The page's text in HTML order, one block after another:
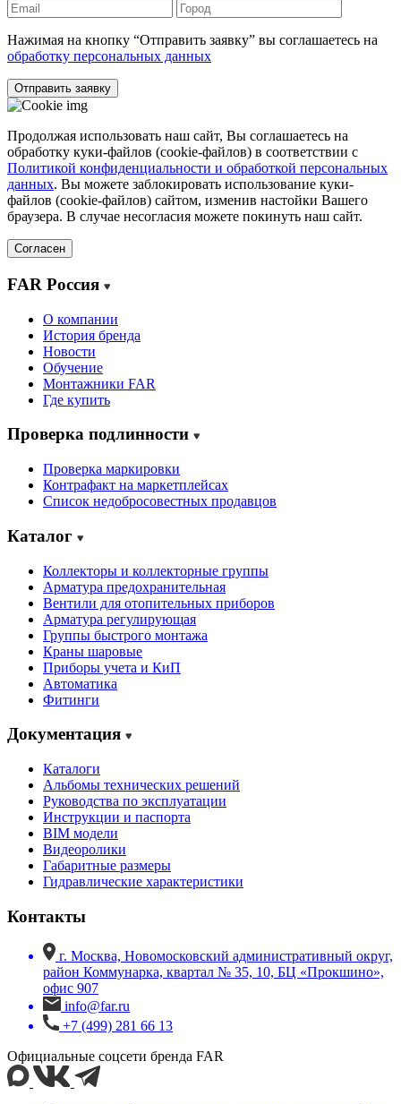
Нажимая на кнопку “Отправить заявку” вы соглашаетесь на
обработку персональных данных
Отправить заявку
Продолжая использовать наш сайт, Вы соглашаетесь на
обработку куки-файлов (cookie-файлов) в соответствии с
Политикой конфиденциальности и обработкой персональных
данных. Вы можете заблокировать использование куки-
файлов (cookie-файлов) сайтом, изменив настойки Вашего
браузера. В случае несогласия можете покинуть наш сайт.
Согласен
FAR Россия
О компании
История бренда
Новости
Обучение
Монтажники FAR
Где купить
Проверка подлинности
Проверка маркировки
Контрафакт на маркетплейсах
Cписок недобросовестных продавцов
Каталог
Коллекторы и коллекторные группы
Арматура предохранительная
Вентили для отопительных приборов
Арматура регулирующая
Группы быстрого монтажа
Краны шаровые
Приборы учета и КиП
Автоматика
Фитинги
Документация
Каталоги
Альбомы технических решений
Руководства по эксплуатации
Инструкции и паспорта
BIM модели
Видеоролики
Габаритные размеры
Гидравлические характеристики
Контакты
г. Москва, Новомосковский административный округ,
район Коммунарка, квартал № 35, 10, БЦ «Прокшино»,
офис 907
info@far.ru
+7 (499) 281 66 13
Официальные соцсети бренда FAR